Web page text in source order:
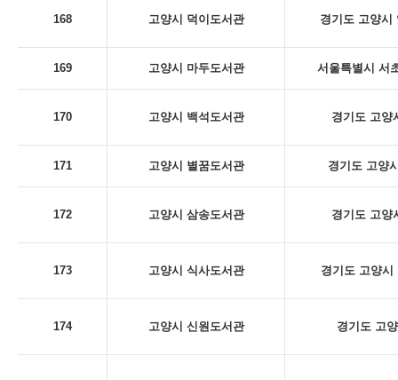
168 고양시 덕이도서관 경기도 고양시
169 고양시 마두도서관 서울특별시 서
170 고양시 백석도서관 경기도 고양
171 고양시 별꿈도서관 경기도 고양
172 고양시 삼송도서관 경기도 고양
173 고양시 식사도서관 경기도 고양시
174 고양시 신원도서관 경기도 고